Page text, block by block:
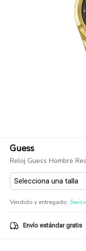
Guess
Reloj Guess Hombre
Vendido y entregado:
Envío estándar gratis